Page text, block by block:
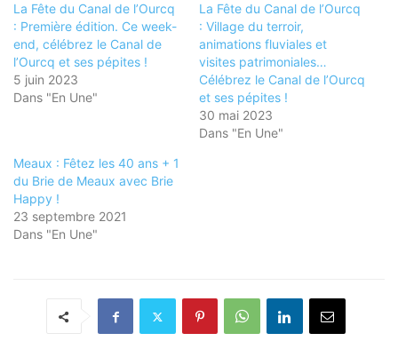
La Fête du Canal de l’Ourcq
: Première édition. Ce week-
end, célébrez le Canal de
l’Ourcq et ses pépites !
5 juin 2023
Dans "En Une"
La Fête du Canal de l’Ourcq
: Village du terroir,
animations fluviales et
visites patrimoniales…
Célébrez le Canal de l’Ourcq
et ses pépites !
30 mai 2023
Dans "En Une"
Meaux : Fêtez les 40 ans + 1
du Brie de Meaux avec Brie
Happy !
23 septembre 2021
Dans "En Une"